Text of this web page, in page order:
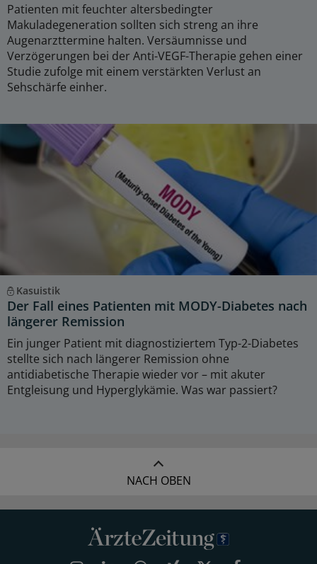
Patienten mit feuchter altersbedingter
Makuladegeneration sollten sich streng an ihre
Augenarzttermine halten. Versäumnisse und
Verzögerungen bei der Anti-VEGF-Therapie gehen einer
Studie zufolge mit einem verstärkten Verlust an
Sehschärfe einher.
Kasuistik
Der Fall eines Patienten mit MODY-Diabetes nach
längerer Remission
Ein junger Patient mit diagnostiziertem Typ-2-Diabetes
stellte sich nach längerer Remission ohne
antidiabetische Therapie wieder vor – mit akuter
Entgleisung und Hyperglykämie. Was war passiert?
NACH OBEN